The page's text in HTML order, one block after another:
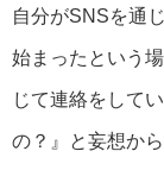
自分がSNSを通
始まったという
じて連絡をして
の？』と妄想か